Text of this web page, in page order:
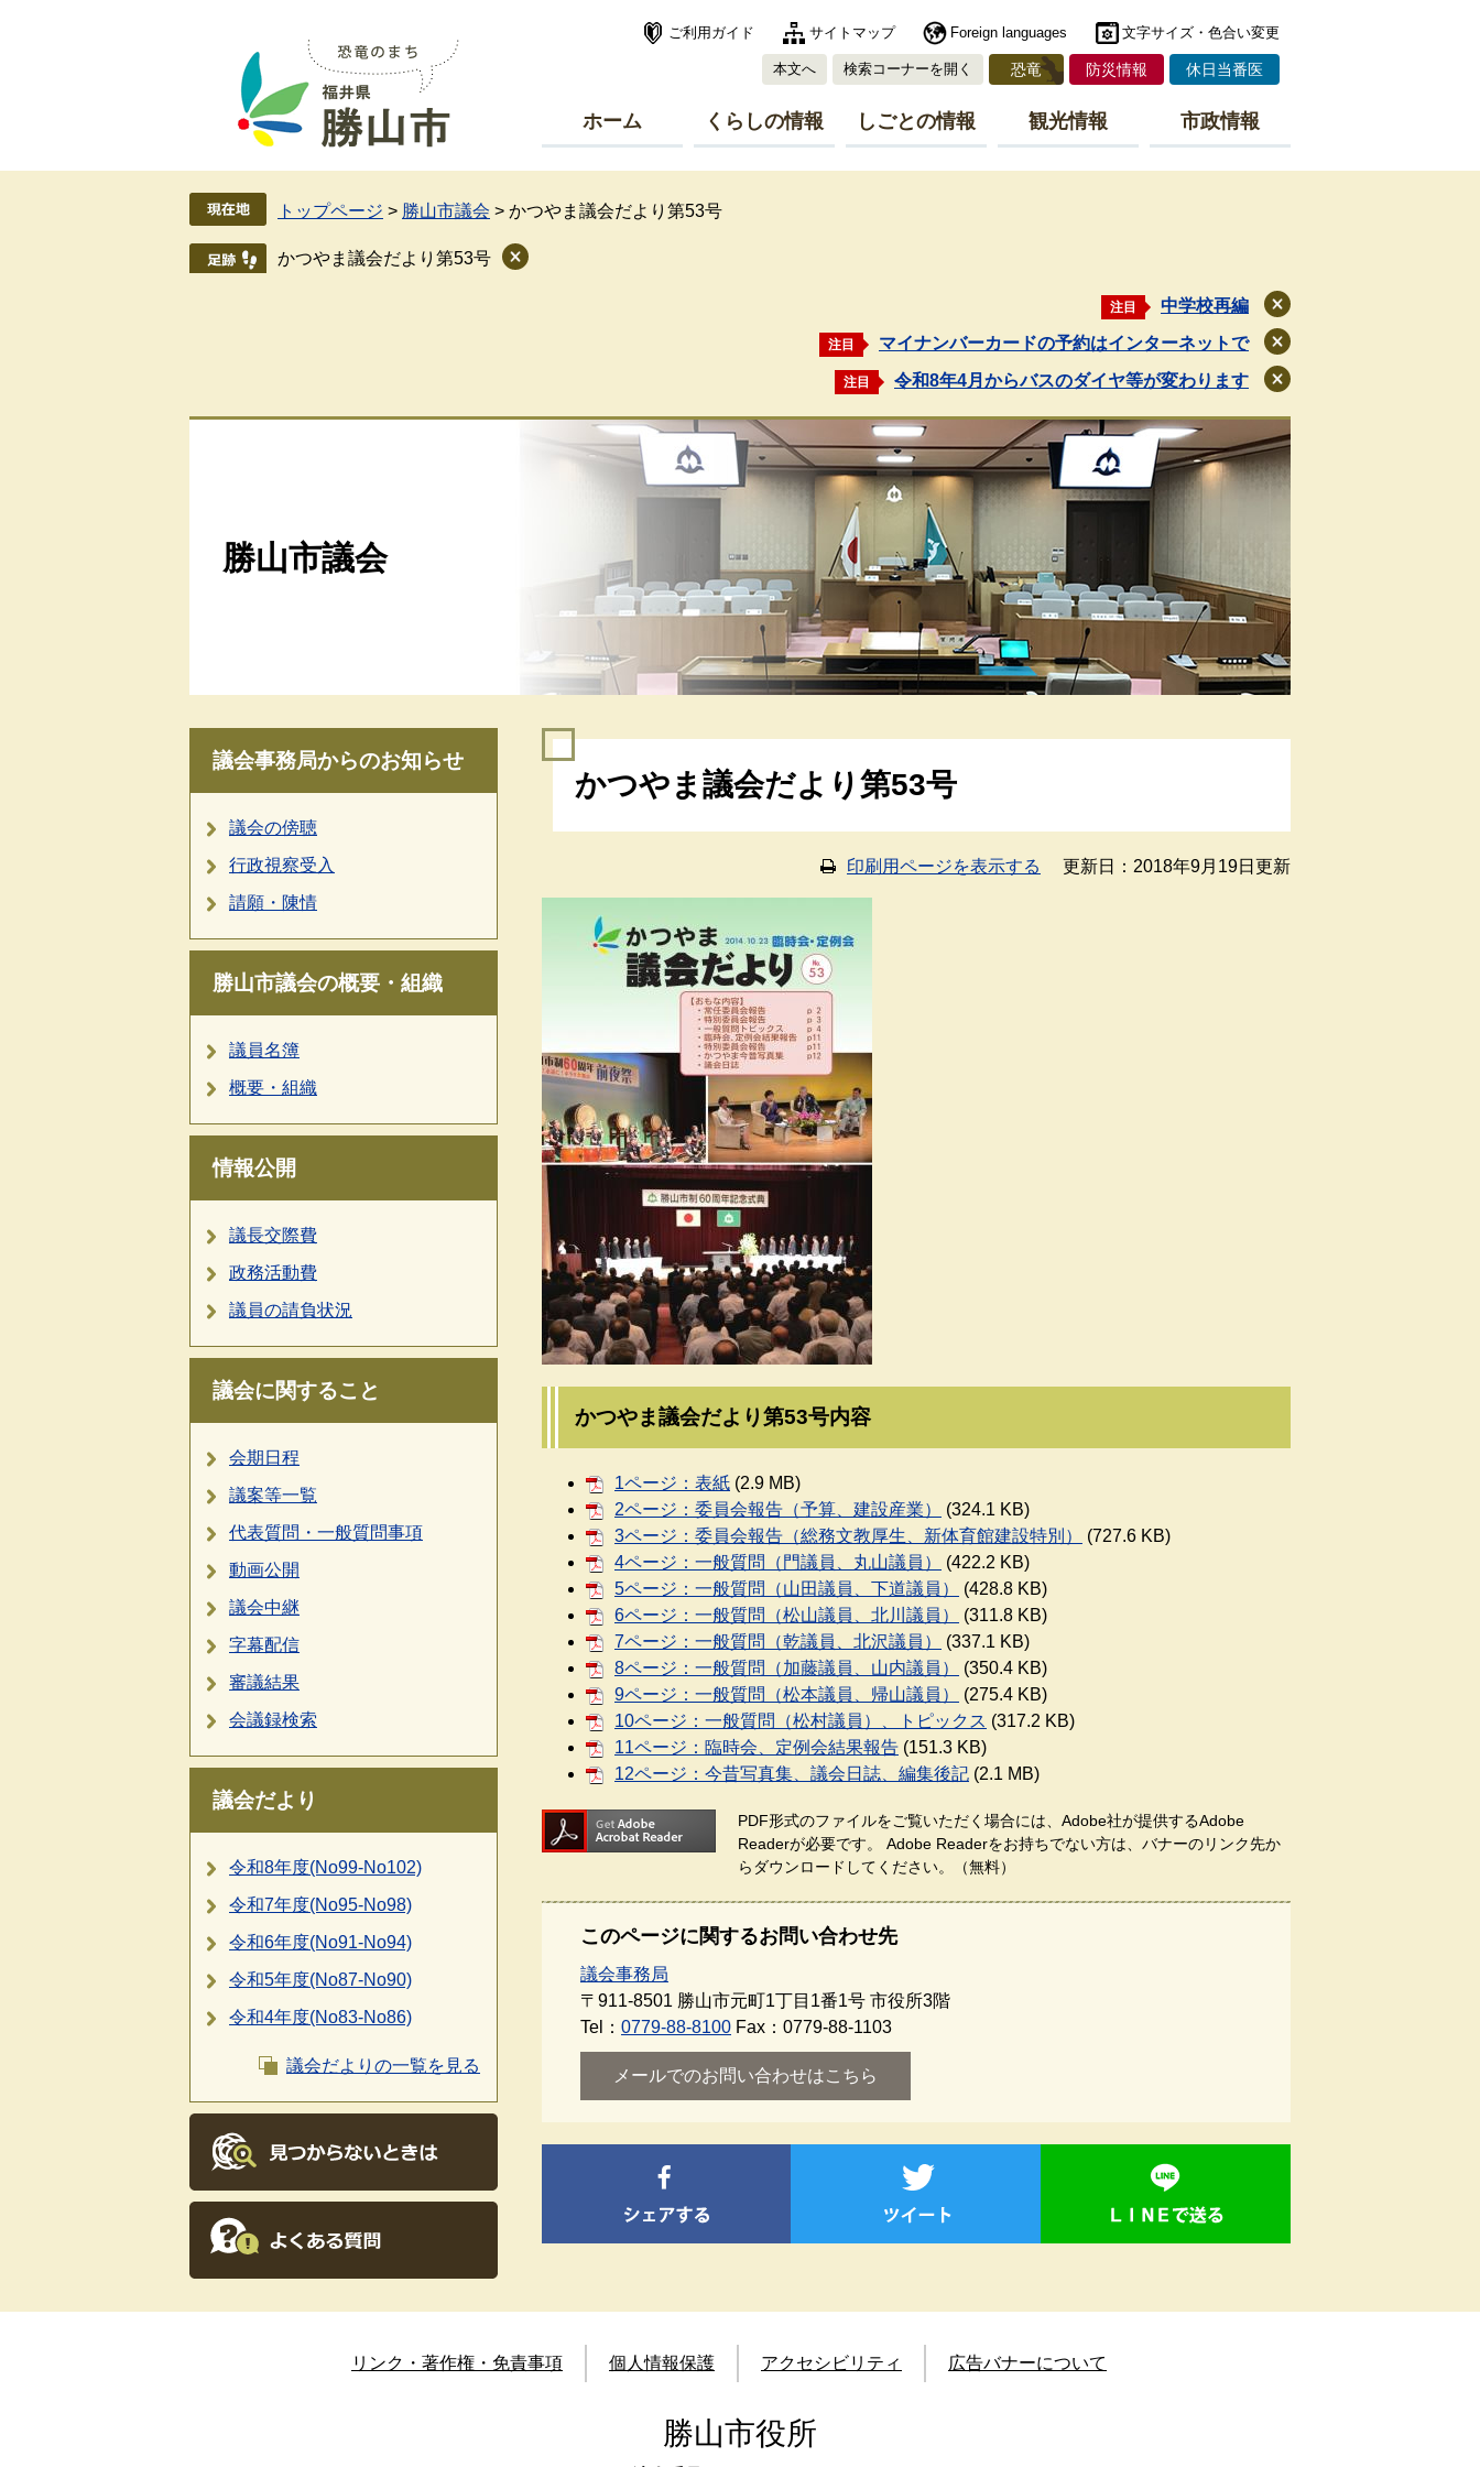
で
ば
ご利用ガイド サイトマップ Foreign languages 文字サイズ・色合い変更
本文へ 検索コーナーを開く 恐竜 防災情報 休日当番医
ホーム くらしの情報 しごとの情報 観光情報 市政情報
トップページ > 勝山市議会 > かつやま議会だより第53号
かつやま議会だより第53号
注目 中学校再編
閉
じ
る
注目 マイナンバーカードの予約はインターネットで
閉
じ
る
注目 令和8年4月からバスのダイヤ等が変わります
閉
勝山市議会
議会事務局からのお知らせ
議会の傍聴
行政視察受入
請願・陳情
勝山市議会の概要・組織
議員名簿
概要・組織
情報公開
議長交際費
政務活動費
議員の請負状況
議会に関すること
会期日程
議案等一覧
代表質問・一般質問事項
動画公開
議会中継
字幕配信
審議結果
会議録検索
議会だより
令和8年度(No99-No102)
令和7年度(No95-No98)
令和6年度(No91-No94)
令和5年度(No87-No90)
令和4年度(No83-No86)
議会だよりの一覧を見る
かつやま議会だより第53号
印刷用ページを表示する 更新日：2018年9月19日更新
かつやま議会だより第53号内容
1ページ：表紙 (2.9 MB)
2ページ：委員会報告（予算、建設産業）
(324.1 KB)
3ページ：委員会報告（総務文教厚生、新体育館建設特別）
(727.6 KB)
4ページ：一般質問（門議員、丸山議員）
(422.2 KB)
5ページ：一般質問（山田議員、下道議員）
(428.8 KB)
6ページ：一般質問（松山議員、北川議員）
(311.8 KB)
7ページ：一般質問（乾議員、北沢議員）
(337.1 KB)
8ページ：一般質問（加藤議員、山内議員）
(350.4 KB)
9ページ：一般質問（松本議員、帰山議員）
(275.4 KB)
10ページ：一般質問（松村議員）、トピックス (317.2 KB)
11ページ：臨時会、定例会結果報告 (151.3 KB)
12ページ：今昔写真集、議会日誌、編集後記 (2.1 MB)
PDF形式のファイルをご覧いただく場合には、Adobe社が提供するAdobe
Readerが必要です。
Adobe Readerをお持ちでない方は、バナーのリンク先か
らダウンロードしてください。（無料）
このページに関するお問い合わせ先
議会事務局
〒911-8501 勝山市元町1丁目1番1号 市役所3階
Tel： 0779-88-8100 Fax：0779-88-1103
メールでのお問い合わせはこちら
リンク・著作権・免責事項 個人情報保護 アクセシビリティ 広告バナーについて
勝山市役所